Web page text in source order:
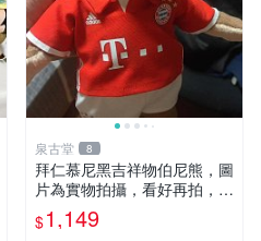
泉古堂 8
拜仁慕尼黑吉祥物伯尼熊，圖
片為實物拍攝，看好再拍，不
退不換-187978
$1,149